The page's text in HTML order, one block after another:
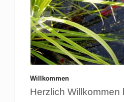
Willkommen
Herzlich Willkommen